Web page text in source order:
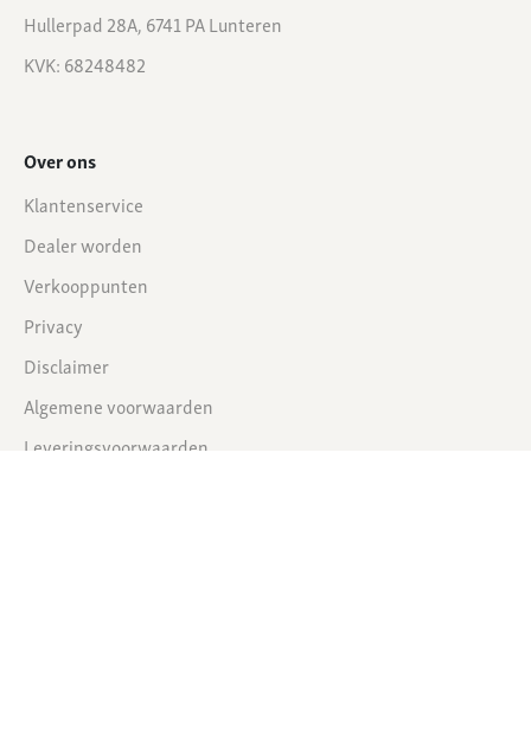
Hullerpad 28A, 6741 PA Lunteren
KVK: 68248482
Over ons
Klantenservice
Dealer worden
Verkooppunten
Privacy
Disclaimer
Algemene voorwaarden
Leveringsvoorwaarden